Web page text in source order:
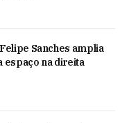
Sanches amplia
espaço na direita